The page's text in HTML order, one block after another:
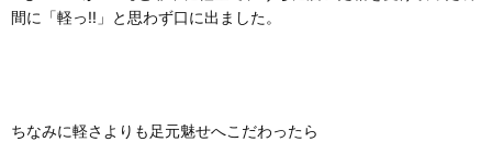
間に「軽っ!!」と思わず口に出ました。
ちなみに軽さよりも足元魅せへこだわったら